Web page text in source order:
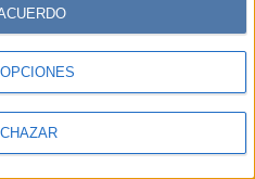
de otorgar su consentimiento.
de sus datos
su consentimiento, pero usted
procesamiento. Sus
en cualquier